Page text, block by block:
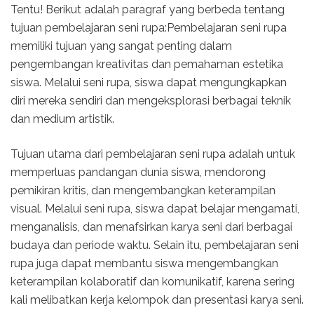
Tentu! Berikut adalah paragraf yang berbeda tentang
tujuan pembelajaran seni rupa:Pembelajaran seni rupa
memiliki tujuan yang sangat penting dalam
pengembangan kreativitas dan pemahaman estetika
siswa. Melalui seni rupa, siswa dapat mengungkapkan
diri mereka sendiri dan mengeksplorasi berbagai teknik
dan medium artistik.
Tujuan utama dari pembelajaran seni rupa adalah untuk
memperluas pandangan dunia siswa, mendorong
pemikiran kritis, dan mengembangkan keterampilan
visual. Melalui seni rupa, siswa dapat belajar mengamati,
menganalisis, dan menafsirkan karya seni dari berbagai
budaya dan periode waktu. Selain itu, pembelajaran seni
rupa juga dapat membantu siswa mengembangkan
keterampilan kolaboratif dan komunikatif, karena sering
kali melibatkan kerja kelompok dan presentasi karya seni.